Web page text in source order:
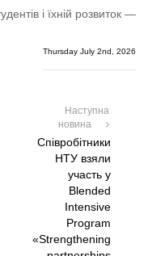
і їхній розвиток —
Thursday July 2nd, 2026
Наступна
новина
Співробітники
НТУ взяли
участь у
Blended
Intensive
Program
«Strengthening